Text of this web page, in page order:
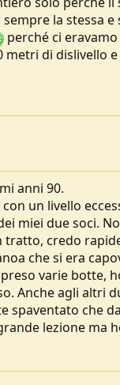
la stessa e
perché ci
di dislivello
anni 90.
un livello
miei due soci.
credo
che si era
varie botte,
Anche agli altri
spaventato che
lezione ma